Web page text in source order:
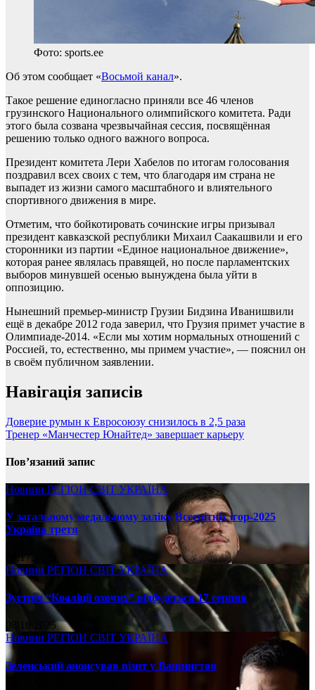
Фото: sports.ee
Об этом сообщает «Восьмой канал».
Такое решение единогласно приняли все 46 членов
грузинского Национального олимпийского комитета. Ради
этого была созвана чрезвычайная сессия, посвящённая
решению только одного важного вопроса.
Президент комитета Лери Хабелов по итогам голосования
поздравил всех своих с тем, что благодаря им страна не
выпадет из жизни самого масштабного и влиятельного
спортивного движения в мире.
Отметим, что бойкотировать сочинские игры призывал
президент кавказской республики Михаил Саакашвили и его
сторонники из партии «Единое национальное движение»,
которая ранее являлась правящей, но после парламентских
выборов минувшей осенью вынуждена была уйти в
оппозицию.
Нынешний премьер-министр Грузии Бидзина Иванишвили
ещё в декабре 2012 года заверил, что Грузия примет участие в
Олимпиаде-2014. «Если мы хотим нормальных отношений с
Россией, то, естественно, мы примем участие», — пояснил он
в своём публичном заявлении.
Навігація записів
Доверие румын к Евросоюзу снизилось в 2,5 раза
Тренер «Манчестер Юнайтед» завершает карьеру
Пов’язаний запис
Новини РЕГІОНСВІТ УКРАЇНА
У загальному медальному заліку Всесвітніх ігор-2025
Україна третя
08.17.2025
Новини РЕГІОН СВІТУКРАЇНА
Зустріч “Коаліції охочих” відбудеться 17 серпня
08.16.2025
Новини РЕГІОН СВІТ УКРАЇНА
Зеленський анонсував візит у Вашингтон